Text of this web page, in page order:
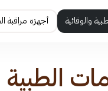
والوقائية أجهزة مراقبة
الطبية